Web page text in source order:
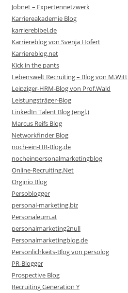
Jobnet – Expertennetzwerk
Karriereakademie Blog
karrierebibel.de
Karriereblog von Svenja Hofert
Karriereblog.net
Kick in the pants
Lebenswelt Recruiting – Blog von M.Witt
Leipziger-HRM-Blog von Prof.Wald
Leistungsträger-Blog
LinkedIn Talent Blog (engl.)
Marcus Reifs Blog
Networkfinder Blog
noch-ein-HR-Blog.de
nocheinpersonalmarketingblog
Online-Recruiting.Net
Orginio Blog
Persoblogger
personal-marketing.biz
Personaleum.at
personalmarketing2null
Personalmarketingblog.de
Persönlichkeits-Blog von persolog
PR-Blogger
Prospective Blog
Recruiting Generation Y